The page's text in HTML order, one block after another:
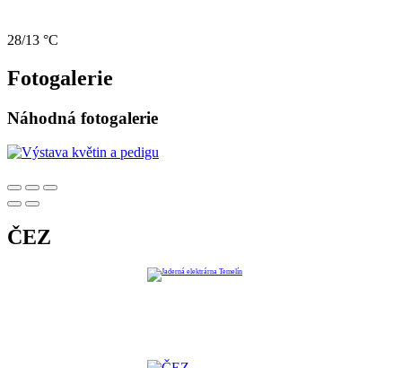
28/13 °C
Fotogalerie
Náhodná fotogalerie
ČEZ